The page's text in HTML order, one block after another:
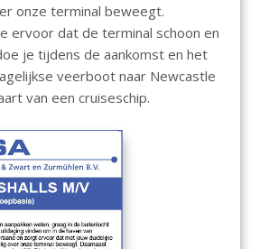
onze terminal beweegt.
ervoor dat de terminal schoon en
je tijdens de aankomst en het
veerboot naar Newcastle
van een cruiseschip.